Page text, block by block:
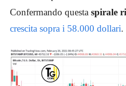
Confermando questa spirale
crescita sopra i 58.000 dollari.